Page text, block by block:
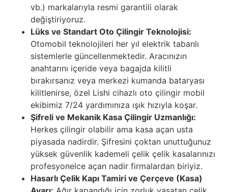
vb.) markalarıyla resmi garantili olarak
değiştiriyoruz.
Lüks ve Standart Oto Çilingir Teknolojisi:
Otomobil teknolojileri her yıl elektrik tabanlı
sistemlerle güncellenmektedir. Aracınızın
anahtarını içeride veya bagajda kilitli
bırakırsanız veya merkezi kumanda bataryası
kilitlenirse, özel Lishi cihazlı oto çilingir mobil
ekibimiz 7/24 yardımınıza ışık hızıyla koşar.
Şifreli ve Mekanik Kasa Çilingir Uzmanlığı:
Herkes çilingir olabilir ama kasa açan usta
piyasada nadirdir. Şifresini çoktan unuttuğunuz
yüksek güvenlik kademeli çelik çelik kasalarınızı
profesyonelce açan nadir firmalardan biriyiz.
Hasarlı Çelik Kapı Tamiri ve Çerçeve (Kasa)